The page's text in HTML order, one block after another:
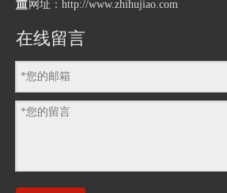
 网址： http://www.zhihujiao.com
在线留言